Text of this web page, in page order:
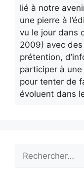
lié à notre
une pierre à
vu le jour dans
2009) avec
prétention,
participer à
pour tenter de
évoluent dans